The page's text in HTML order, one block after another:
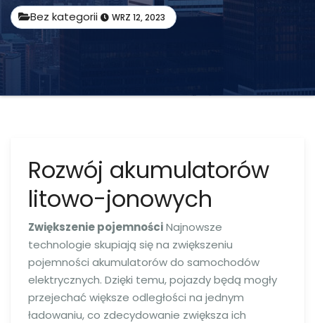
Bez kategorii WRZ 12, 2023
Rozwój akumulatorów
litowo-jonowych
Zwiększenie pojemnościNajnowsze
technologie skupiają się na zwiększeniu
pojemności akumulatorów do samochodów
elektrycznych. Dzięki temu, pojazdy będą mogły
przejechać większe odległości na jednym
ładowaniu, co zdecydowanie zwiększa ich